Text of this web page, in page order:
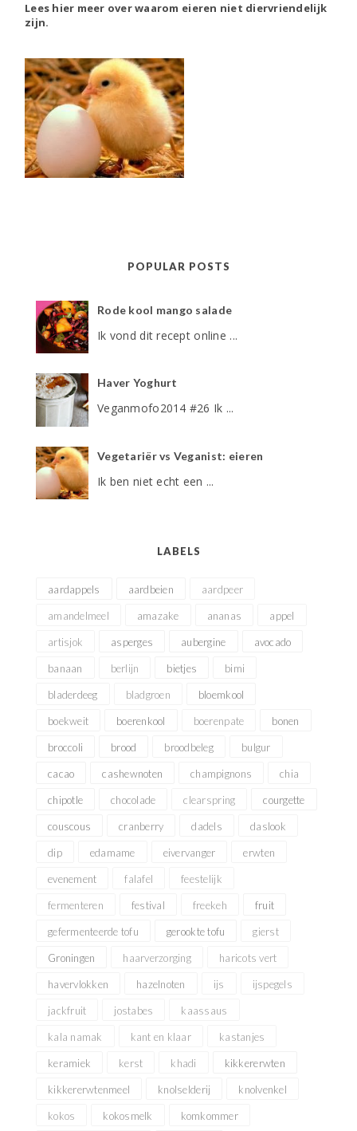
Lees hier meer over waarom eieren niet diervriendelijk
zijn.
POPULAR POSTS
Rode kool mango salade
Ik vond dit recept online ...
Haver Yoghurt
Veganmofo2014 #26 Ik ...
Vegetariër vs Veganist: eieren
Ik ben niet echt een ...
LABELS
aardappels aardbeien aardpeer
amandelmeel amazake ananas appel
artisjok asperges aubergine avocado
banaan berlijn bietjes bimi
bladerdeeg bladgroen bloemkool
boekweit boerenkool boerenpate bonen
broccoli brood broodbeleg bulgur
cacao cashewnoten champignons chia
chipotle chocolade clearspring courgette
couscous cranberry dadels daslook
dip edamame eivervanger erwten
evenement falafel feestelijk
fermenteren festival freekeh fruit
gefermenteerde tofu gerookte tofu gierst
Groningen haarverzorging haricots vert
havervlokken hazelnoten ijs ijspegels
jackfruit jostabes kaassaus
kala namak kant en klaar kastanjes
keramiek kerst khadi kikkererwten
kikkererwtenmeel knolselderij knolvenkel
kokos kokosmelk komkommer